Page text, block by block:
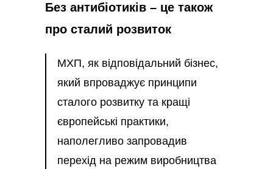
МХП, як відповідальний бізнес,
який впроваджує принципи
сталого розвитку та кращі
європейські практики,
наполегливо запровадив
перехід на режим виробництва
Без антибіотиків – це також
про сталий розвиток